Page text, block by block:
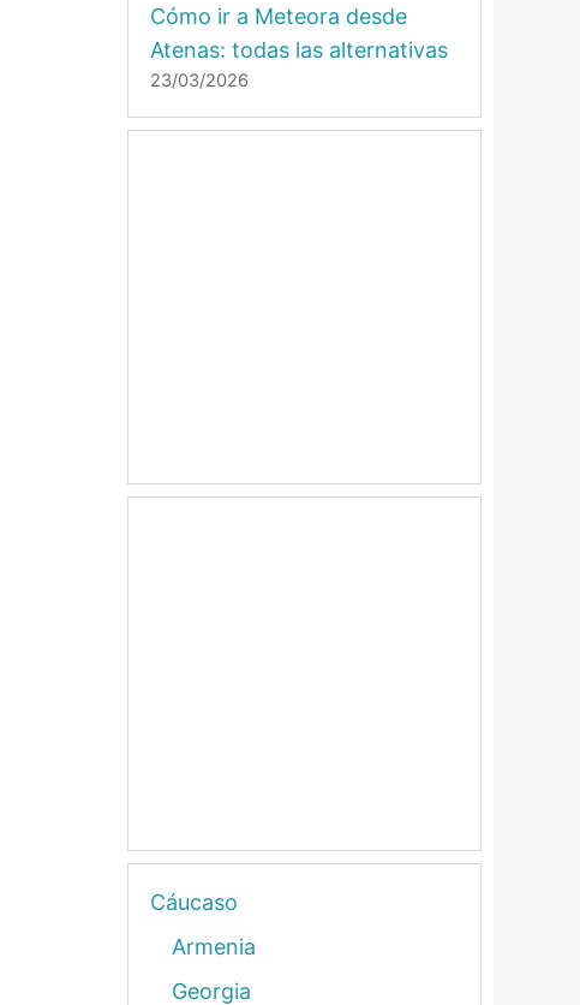
Cómo ir a Meteora desde
Atenas: todas las alternativas
23/03/2026
Cáucaso
Armenia
Georgia